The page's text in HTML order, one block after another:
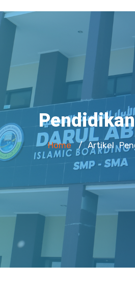
Home / Artikel